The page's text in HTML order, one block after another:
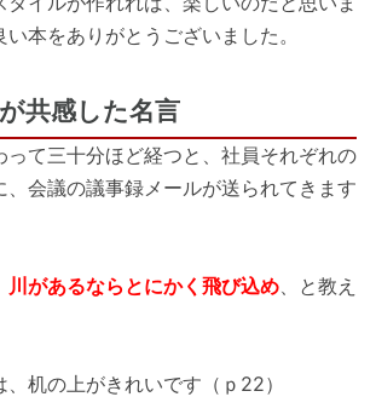
本をありがとうございました。
共感した名言
って三十分ほど経つと、社員それぞれの
、会議の議事録メールが送られてきます
川があるならとにかく飛び込め、と教え
、机の上がきれいです（ｐ22）